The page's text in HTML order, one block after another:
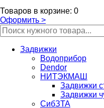
Товаров в корзине: 0
Оформить >
Задвижки
Водоприбор
Dendor
НИТЭКМАШ
Задвижки
Задвижки
СибЗТА